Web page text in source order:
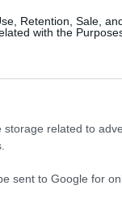
Retention, Sale,
with the
related to
sent to Google for
Περιγραφή: Το